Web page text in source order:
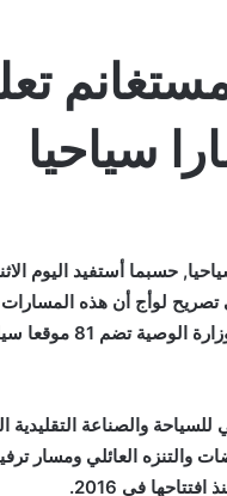
مستغانم استحداث 17 مسارا سياحيا,
لوأج أن هذه المسارات
خلال المنصة
العائلي ومسار